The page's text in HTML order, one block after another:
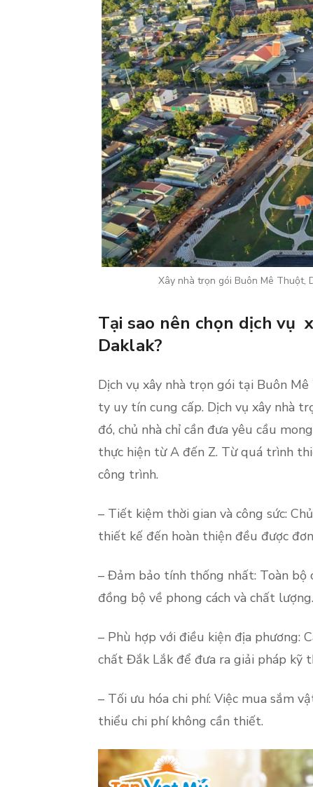
Xây nhà trọn gói Buôn Mê Thuột,
Tại sao nên chọn dịch vụ
Daklak?
Dịch vụ xây nhà trọn gói tại Buôn
ty uy tín cung cấp. Dịch vụ xây nhà
đó, chủ nhà chỉ cần đưa yêu cầu
thực hiện từ A đến Z. Từ quá trình
công trình.
– Tiết kiệm thời gian và công sức:
thiết kế đến hoàn thiện đều được
– Đảm bảo tính thống nhất: Toàn bộ
đồng bộ về phong cách và chất lượng.
– Phù hợp với điều kiện địa phương:
chất Đắk Lắk để đưa ra giải pháp kỹ
– Tối ưu hóa chi phí: Việc mua sắm
thiểu chi phí không cần thiết.